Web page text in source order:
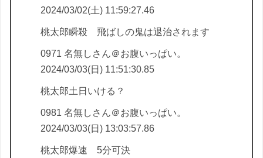
2024/03/02(土) 11:59:27.46
桃太郎瞬殺 飛ばしの鬼は退治されます
0971 名無しさん＠お腹いっぱい。
2024/03/03(日) 11:51:30.85
桃太郎土日いける？
0981 名無しさん＠お腹いっぱい。
2024/03/03(日) 13:03:57.86
桃太郎爆速 5分可決